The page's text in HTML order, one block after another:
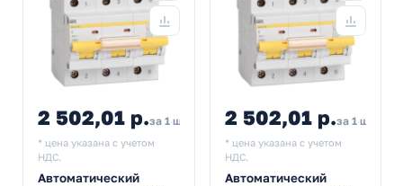
2 502,01 р.за 1 шт
* цена указана с учетом
НДС.
Автоматический
2 502,01 р.за 1 шт
* цена указана с учетом
НДС.
Автоматический